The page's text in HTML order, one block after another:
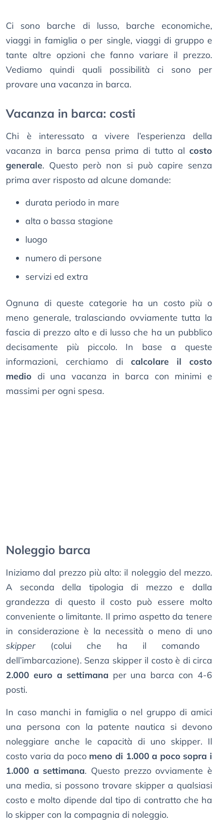
Ci sono barche di lusso, barche economiche,
viaggi in famiglia o per single, viaggi di gruppo e
tante altre opzioni che fanno variare il prezzo.
Vediamo quindi quali possibilità ci sono per
provare una vacanza in barca.
Vacanza in barca: costi
Chi è interessato a vivere l’esperienza della
vacanza in barca pensa prima di tutto al costo
generale. Questo però non si può capire senza
prima aver risposto ad alcune domande:
durata periodo in mare
alta o bassa stagione
luogo
numero di persone
servizi ed extra
Ognuna di queste categorie ha un costo più o
meno generale, tralasciando ovviamente tutta la
fascia di prezzo alto e di lusso che ha un pubblico
decisamente più piccolo. In base a queste
informazioni, cerchiamo di calcolare il costo
medio di una vacanza in barca con minimi e
massimi per ogni spesa.
Noleggio barca
Iniziamo dal prezzo più alto: il noleggio del mezzo.
A seconda della tipologia di mezzo e dalla
grandezza di questo il costo può essere molto
conveniente o limitante. Il primo aspetto da tenere
in considerazione è la necessità o meno di uno
skipper (colui che ha il comando
dell’imbarcazione). Senza skipper il costo è di circa
2.000 euro a settimana per una barca con 4-6
posti.
In caso manchi in famiglia o nel gruppo di amici
una persona con la patente nautica si devono
noleggiare anche le capacità di uno skipper. Il
costo varia da pocomeno di 1.000 a poco sopra i
1.000 a settimana. Questo prezzo ovviamente è
una media, si possono trovare skipper a qualsiasi
costo e molto dipende dal tipo di contratto che ha
lo skipper con la compagnia di noleggio.